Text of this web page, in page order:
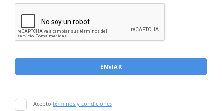
ENVIAR
Acepto términos y condiciones